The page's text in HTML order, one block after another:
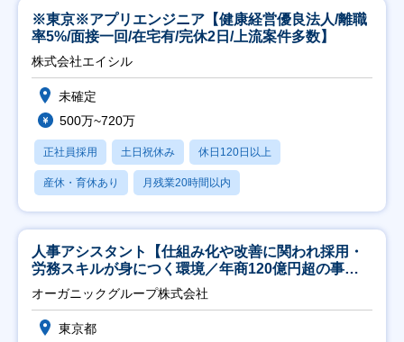
※東京※アプリエンジニア【健康経営優良法人/離職
率5%/面接一回/在宅有/完休2日/上流案件多数】
株式会社エイシル
未確定
500万~720万
正社員採用 土日祝休み 休日120日以上
産休・育休あり 月残業20時間以内
人事アシスタント【仕組み化や改善に関われ採用・
労務スキルが身につく環境／年商120億円超の事業
会社】
オーガニックグループ株式会社
東京都